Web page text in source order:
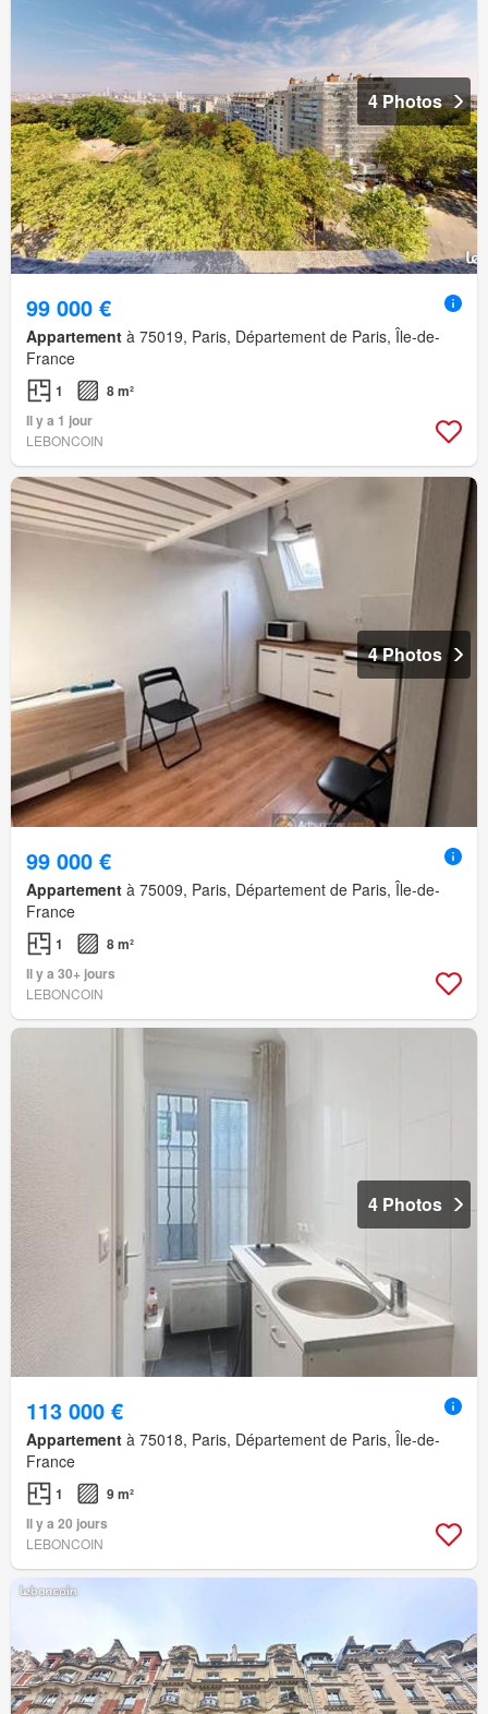
4 Photos
99 000 €
Appartement à 75019, Paris, Département de Paris, Île-de-
France
1
8 m²
Il y a 1 jour
LEBONCOIN
4 Photos
99 000 €
Appartement à 75009, Paris, Département de Paris, Île-de-
France
1
8 m²
Il y a 30+ jours
LEBONCOIN
4 Photos
113 000 €
Appartement à 75018, Paris, Département de Paris, Île-de-
France
1
9 m²
Il y a 20 jours
LEBONCOIN